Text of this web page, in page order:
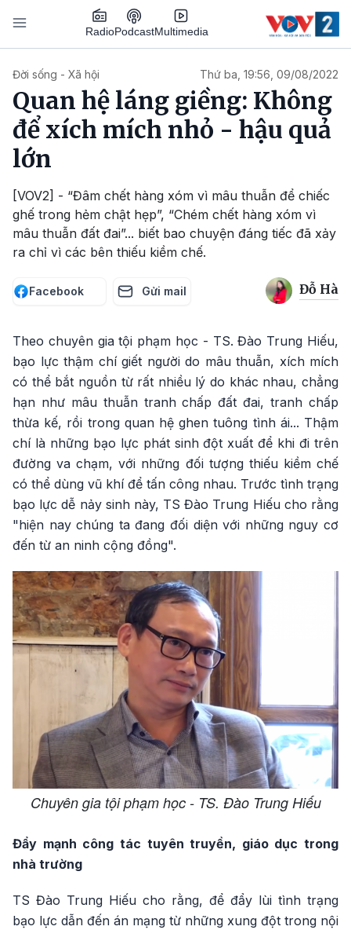
Nhảy đến nội dung
RadioPodcastMultimedia
Đời sống - Xã hội Thứ ba, 19:56, 09/08/2022
Quan hệ láng giềng: Không
để xích mích nhỏ - hậu quả
lớn
[VOV2] - “Đâm chết hàng xóm vì mâu thuẫn để chiếc
ghế trong hẻm chật hẹp”, “Chém chết hàng xóm vì
mâu thuẫn đất đai”... biết bao chuyện đáng tiếc đã xảy
ra chỉ vì các bên thiếu kiềm chế.
Facebook Gửi mail Đỗ Hà
Theo chuyên gia tội phạm học - TS. Đào Trung Hiếu,
bạo lực thậm chí giết người do mâu thuẫn, xích mích
có thể bắt nguồn từ rất nhiều lý do khác nhau, chẳng
hạn như mâu thuẫn tranh chấp đất đai, tranh chấp
thừa kế, rồi trong quan hệ ghen tuông tình ái... Thậm
chí là những bạo lực phát sinh đột xuất để khi đi trên
đường va chạm, với những đối tượng thiếu kiềm chế
có thể dùng vũ khí để tấn công nhau. Trước tình trạng
bạo lực dễ nảy sinh này, TS Đào Trung Hiếu cho rằng
"hiện nay chúng ta đang đối diện với những nguy cơ
đến từ an ninh cộng đồng".
Chuyên gia tội phạm học - TS. Đào Trung Hiếu
Đẩy mạnh công tác tuyên truyền, giáo dục trong
nhà trường
TS Đào Trung Hiếu cho rằng, để đẩy lùi tình trạng
bạo lực dẫn đến án mạng từ những xung đột trong nội